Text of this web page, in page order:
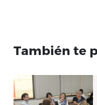
También te